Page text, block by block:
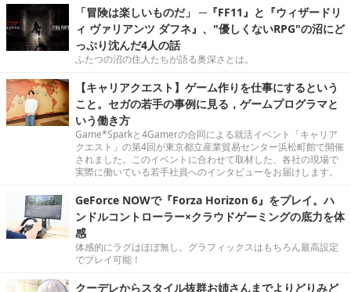
「冒険は楽しいものだ」 ─『FF11』と『ウィザードリ
ィ ヴァリアンツ ダフネ』、"優しくないRPG"の沼にど
っぷり沈んだ4人の話
ふたつの沼の住人たちが語る奥深さとは。
【キャリアクエスト】ゲーム作りを仕事にするという
こと。セガの若手の事例に見る，ゲームプログラマと
いう働き方
Game*Sparkと4Gamerの合同による就活イベント「キャリア
クエスト」の第4回が東京都立産業貿易センター浜松町館で開催
されました。このイベントに合わせて取材した、各社の現場で
実際に働いている若手社員へのインタビューをお届けします。
GeForce NOWで『Forza Horizon 6』をプレイ。ハ
ンドルコントローラー×クラウドゲーミングの底力を体
感
体感的にラグはほぼ無し。グラフィックスはもちろん最高設定
でプレイ可能！
クーデレからスタイル抜群お姉さんまでよりどりみど